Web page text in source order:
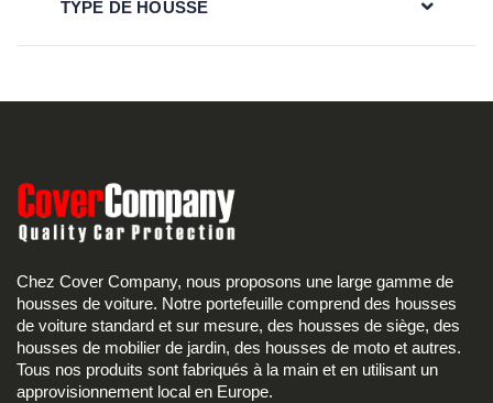
TYPE DE HOUSSE
Chez Cover Company, nous proposons une large gamme de
housses de voiture. Notre portefeuille comprend des housses
de voiture standard et sur mesure, des housses de siège, des
housses de mobilier de jardin, des housses de moto et autres.
Tous nos produits sont fabriqués à la main et en utilisant un
approvisionnement local en Europe.